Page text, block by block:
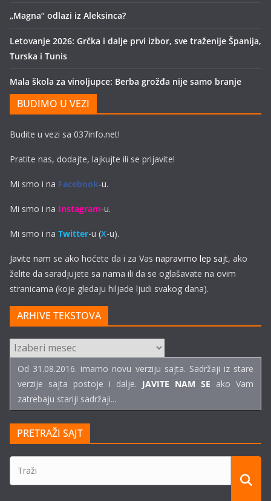
„Magna“ odlazi iz Aleksinca?
Letovanje 2026: Grčka i dalje prvi izbor, sve traženije Španija,
Turska i Tunis
Mala škola za vinoljupce: Berba grožđa nije samo branje
BUDIMO U VEZI
Budite u vezi sa 037info.net!
Pratite nas, dodajte, lajkujte ili se prijavite!
Mi smo i na Facebook-u.
Mi smo i na Instagram-u.
Mi smo i na Twitter-u (X-u).
Javite nam se ako hoćete da i za Vas napravimo lep sajt, ako
želite da saradjujete sa nama ili da se oglašavate na ovim
stranicama (koje gledaju hiljade ljudi svakog dana).
ARHIVE TEKSTOVA
ARHIVE
TEKSTOVA
Od 31.08.2016. imamo novu verziju sajta. Sadržaji iz stare
verzije sajta postoje i dalje. JAVITE NAM SE ako Vam
zatrebaju stariji sadržaji...
PRETRAŽI SAJT